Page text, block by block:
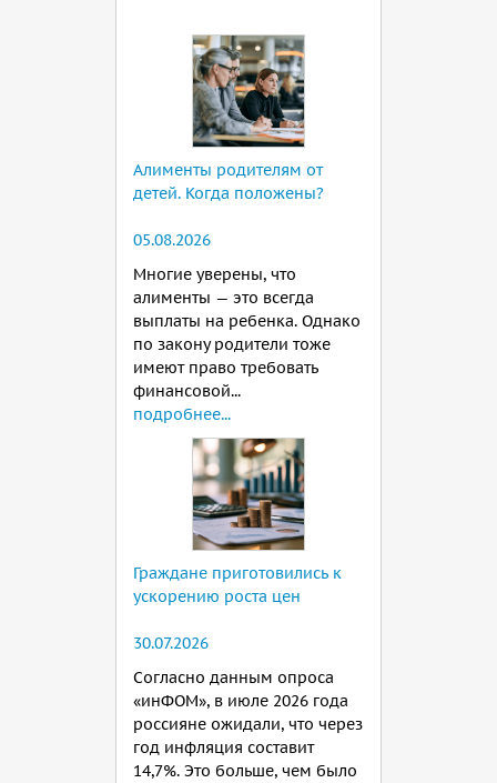
Алименты родителям от
детей. Когда положены?
05.08.2026
Многие уверены, что
алименты — это всегда
выплаты на ребенка. Однако
по закону родители тоже
имеют право требовать
финансовой...
подробнее...
Граждане приготовились к
ускорению роста цен
30.07.2026
Согласно данным опроса
«инФОМ», в июле 2026 года
россияне ожидали, что через
год инфляция составит
14,7%. Это больше, чем было